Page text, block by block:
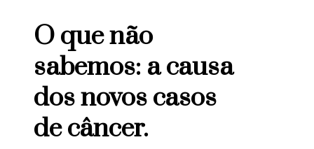
O que não
sabemos: a causa
dos novos casos
de câncer.